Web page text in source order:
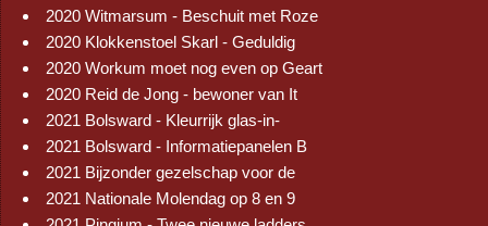
2020 Witmarsum - Beschuit met Roze
2020 Klokkenstoel Skarl - Geduldig
2020 Workum moet nog even op Geart
2020 Reid de Jong - bewoner van It
2021 Bolsward - Kleurrijk glas-in-
2021 Bolsward - Informatiepanelen B
2021 Bijzonder gezelschap voor de
2021 Nationale Molendag op 8 en 9